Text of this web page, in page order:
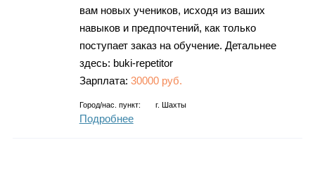
вам новых учеников, исходя из ваших
навыков и предпочтений, как только
поступает заказ на обучение. Детальнее
здесь: buki-repetitor
Зарплата: 30000 руб.
Город/нас. пункт: г. Шахты
Подробнее